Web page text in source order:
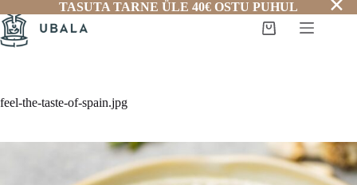
TASUTA TARNE ÜLE 40€ OSTU PUHUL ✕
to
content
Shopping
feel-the-taste-of-spain.jpg